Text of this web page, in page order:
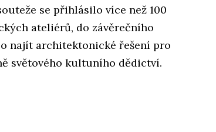
se přihlásilo více než 100
ateliérů, do závěrečního
najít architektonické řešení pro
světového kultuního dědictví.